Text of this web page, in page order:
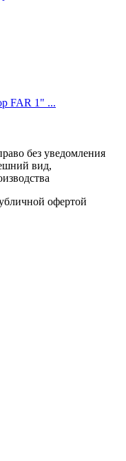
FAR 1" ...
без уведомления
вид,
офертой